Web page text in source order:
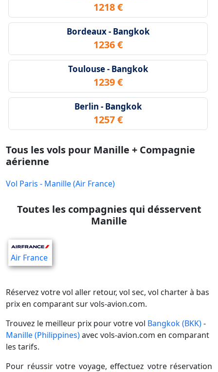
1218 €
Bordeaux - Bangkok
1236 €
Toulouse - Bangkok
1239 €
Berlin - Bangkok
1257 €
Tous les vols pour Manille + Compagnie
aérienne
Vol Paris - Manille (Air France)
Toutes les compagnies qui désservent
Manille
Air France
Réservez votre vol aller retour, vol sec, vol charter à bas
prix en comparant sur vols-avion.com.
Trouvez le meilleur prix pour votre vol Bangkok (BKK)-
Manille (Philippines)avec vols-avion.com en comparant
les tarifs.
Pour réussir votre voyage, effectuez votre réservation